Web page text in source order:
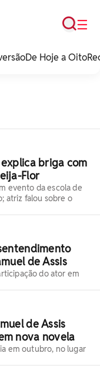
☰
Busca
De Hoje a Oito
briga com
Flor
evento da escola de
atriz falou sobre o
de Assis
do ator em
de Assis
nova novela
em outubro, no lugar